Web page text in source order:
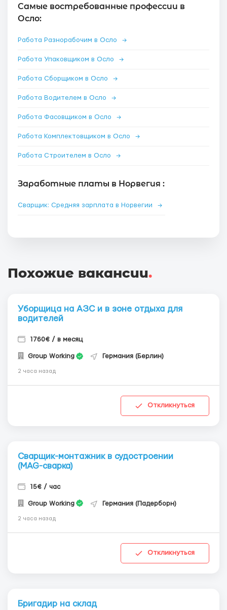
Самые востребованные профессии в
Осло:
Работа Разнорабочим в Осло →
Работа Упаковщиком в Осло →
Работа Сборщиком в Осло →
Работа Водителем в Осло →
Работа Фасовщиком в Осло →
Работа Комплектовщиком в Осло →
Работа Строителем в Осло →
Заработные платы в Норвегия :
Сварщик: Средняя зарплата в Норвегии →
Похожие вакансии.
Уборщица на АЗС и в зоне отдыха для
водителей
1760€ / в месяц
Group Working Германия (Берлин)
2 часа назад
Откликнуться
Сварщик-монтажник в судостроении
(MAG-сварка)
15€ / час
Group Working Германия (Падерборн)
2 часа назад
Откликнуться
Бригадир на склад